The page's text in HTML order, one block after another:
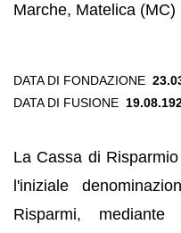
Marche, Matelica (MC)
DATA DI FONDAZIONE
DATA DI FUSIONE
La Cassa di
l'iniziale
Risparmi,